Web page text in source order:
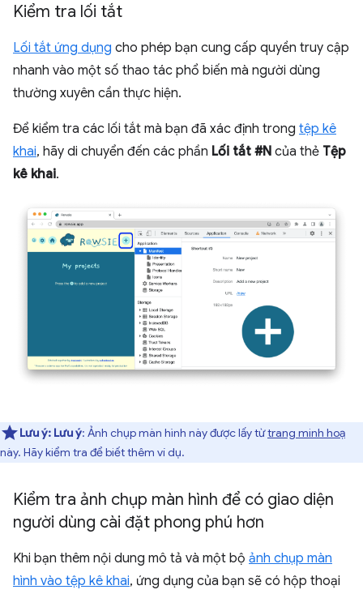
Kiểm tra lối tắt
Lối tắt ứng dụng cho phép bạn cung cấp quyền truy cập
nhanh vào một số thao tác phổ biến mà người dùng
thường xuyên cần thực hiện.
Để kiểm tra các lối tắt mà bạn đã xác định trong tệp kê
khai, hãy di chuyển đến các phần Lối tắt #N của thẻ Tệp
kê khai.
Lưu ý: Lưu ý: Ảnh chụp màn hình này được lấy từtrang minh hoạ
này. Hãy kiểm tra để biết thêm ví dụ.
Kiểm tra ảnh chụp màn hình để có giao diện
người dùng cài đặt phong phú hơn
Khi bạn thêm nội dung mô tả và một bộ ảnh chụp màn
hình vào tệp kê khai, ứng dụng của bạn sẽ có hộp thoại